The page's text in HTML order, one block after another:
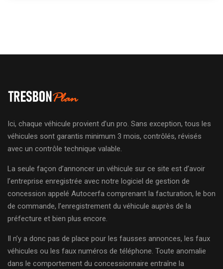
Ici, chaque véhicule provient d’un pro. Sans exception, tous les
véhicules sont garantis minimum 3 mois, contrôlés, révisés
avec un contrôle technique valable.
La seule façon d’annoncer un véhicule sur ce site est d’avoir
l’entreprise enregistrée avec notre logiciel de gestion de
concession appelé Autocerfa comprenant la facturation, le bon
de commande, l’enregistrement du véhicule auprès de la
préfecture et bien plus encore.
Il n’y a donc pas de place pour les fausses annonces, les faux
véhicules ou les faux numéros de téléphone. Toute anomalie
dans le comportement du concessionnaire entraîne la